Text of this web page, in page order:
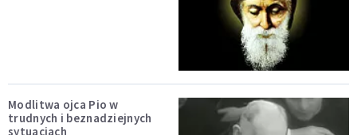
Modlitwa ojca Pio w
trudnych i beznadziejnych
sytuacjach